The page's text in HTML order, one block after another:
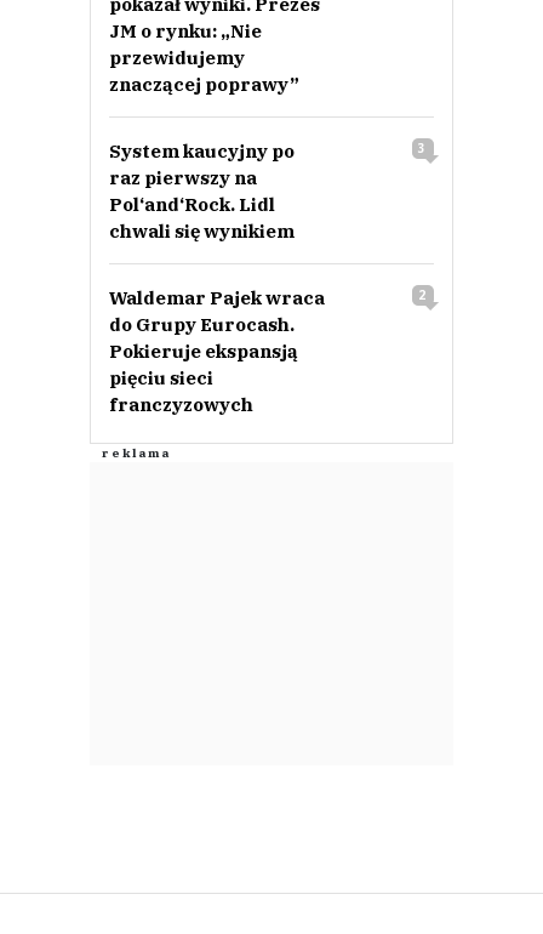
JM o rynku: „Nie
przewidujemy
znaczącej poprawy”
System kaucyjny po
raz pierwszy na
Pol‘and‘Rock. Lidl
chwali się wynikiem
3
Waldemar Pajek wraca
do Grupy Eurocash.
Pokieruje ekspansją
pięciu sieci
franczyzowych
2